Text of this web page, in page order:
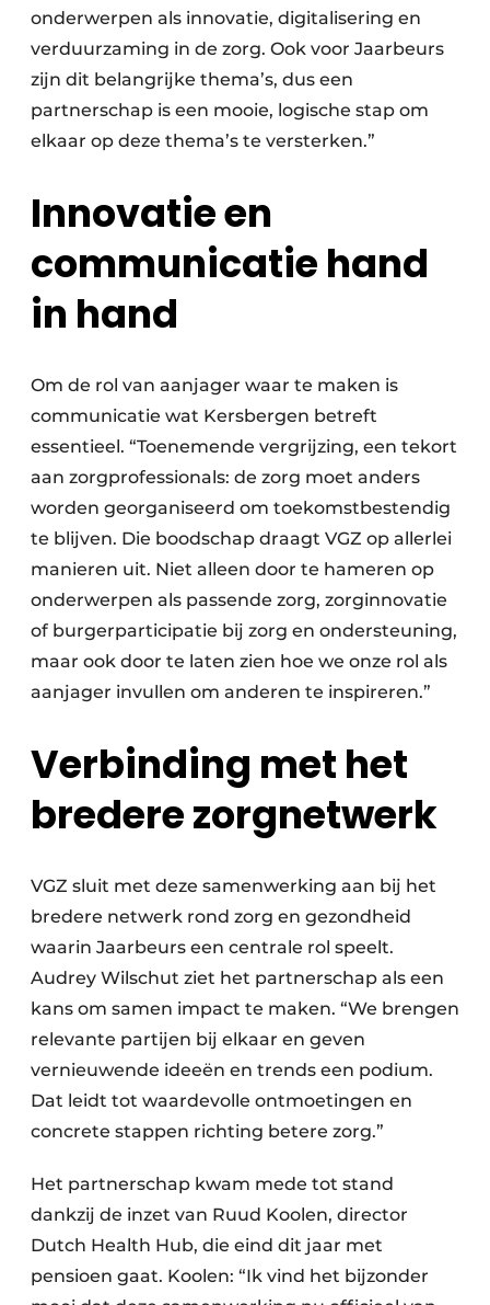
onderwerpen als innovatie, digitalisering en
verduurzaming in de zorg. Ook voor Jaarbeurs
zijn dit belangrijke thema’s, dus een
partnerschap is een mooie, logische stap om
elkaar op deze thema’s te versterken.”
Innovatie en
communicatie hand
in hand
Om de rol van aanjager waar te maken is
communicatie wat Kersbergen betreft
essentieel. “Toenemende vergrijzing, een tekort
aan zorgprofessionals: de zorg moet anders
worden georganiseerd om toekomstbestendig
te blijven. Die boodschap draagt VGZ op allerlei
manieren uit. Niet alleen door te hameren op
onderwerpen als passende zorg, zorginnovatie
of burgerparticipatie bij zorg en ondersteuning,
maar ook door te laten zien hoe we onze rol als
aanjager invullen om anderen te inspireren.”
Verbinding met het
bredere zorgnetwerk
VGZ sluit met deze samenwerking aan bij het
bredere netwerk rond zorg en gezondheid
waarin Jaarbeurs een centrale rol speelt.
Audrey Wilschut ziet het partnerschap als een
kans om samen impact te maken. “We brengen
relevante partijen bij elkaar en geven
vernieuwende ideeën en trends een podium.
Dat leidt tot waardevolle ontmoetingen en
concrete stappen richting betere zorg.”
Het partnerschap kwam mede tot stand
dankzij de inzet van Ruud Koolen, director
Dutch Health Hub, die eind dit jaar met
pensioen gaat. Koolen: “Ik vind het bijzonder